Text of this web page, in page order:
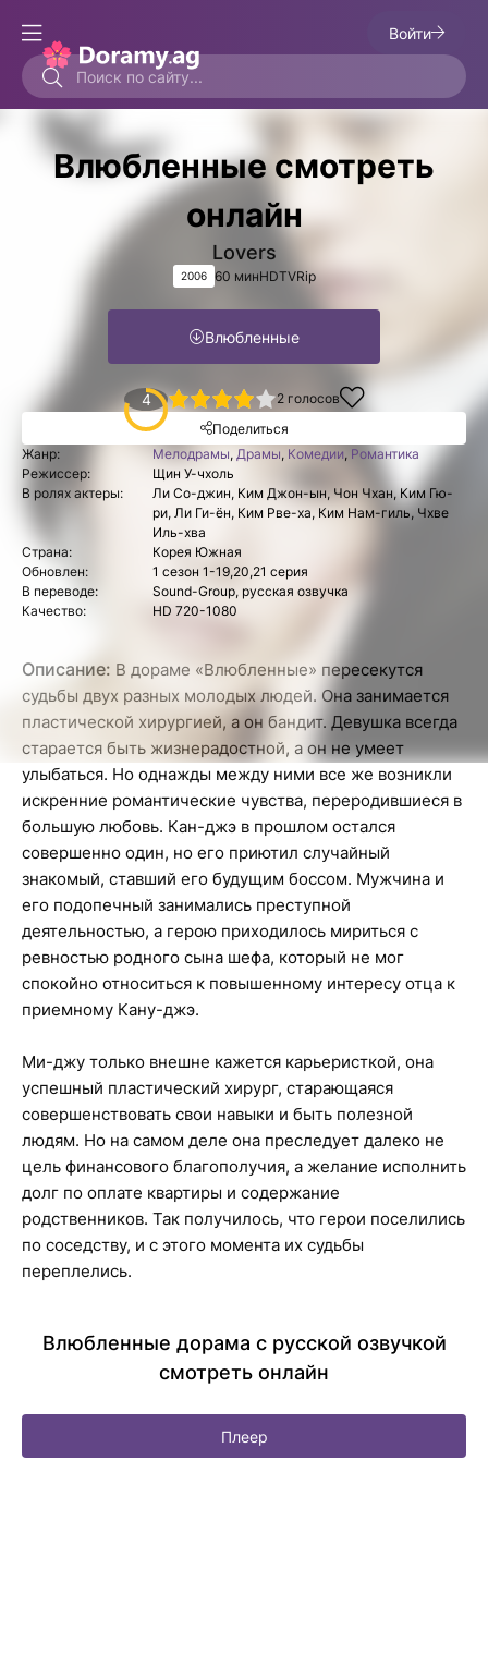
Войти
Влюбленные смотреть
онлайн
Lovers
2006 60 минHDTVRip
Влюбленные
4
4 5 2 голосов
Поделиться
Жанр:
Мелодрамы, Драмы, Комедии, Романтика
Режиссер:
Щин У-чхоль
В ролях актеры:
Ли Со-джин, Ким Джон-ын, Чон Чхан, Ким Гю-
ри, Ли Ги-ён, Ким Рве-ха, Ким Нам-гиль, Чхве
Иль-хва
Страна:
Корея Южная
Обновлен:
1 сезон 1-19,20,21 серия
В переводе:
Sound-Group, русская озвучка
Качество:
HD 720-1080
Описание: В дораме «Влюбленные» пересекутся
судьбы двух разных молодых людей. Она занимается
пластической хирургией, а он бандит. Девушка всегда
старается быть жизнерадостной, а он не умеет
улыбаться. Но однажды между ними все же возникли
искренние романтические чувства, переродившиеся в
большую любовь. Кан-джэ в прошлом остался
совершенно один, но его приютил случайный
знакомый, ставший его будущим боссом. Мужчина и
его подопечный занимались преступной
деятельностью, а герою приходилось мириться с
ревностью родного сына шефа, который не мог
спокойно относиться к повышенному интересу отца к
приемному Кану-джэ.
Ми-джу только внешне кажется карьеристкой, она
успешный пластический хирург, старающаяся
совершенствовать свои навыки и быть полезной
людям. Но на самом деле она преследует далеко не
цель финансового благополучия, а желание исполнить
долг по оплате квартиры и содержание
родственников. Так получилось, что герои поселились
по соседству, и с этого момента их судьбы
переплелись.
Влюбленные дорама с русской озвучкой
смотреть онлайн
Плеер